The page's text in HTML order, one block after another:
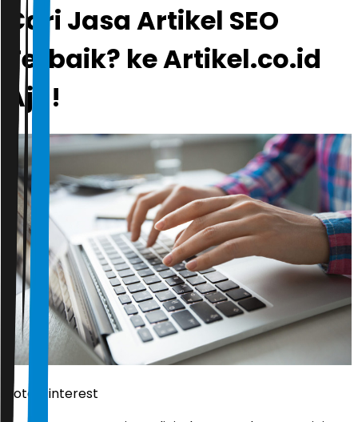
Cari Jasa Artikel SEO
Terbaik? ke Artikel.co.id
Aja!
Foto: Pinterest